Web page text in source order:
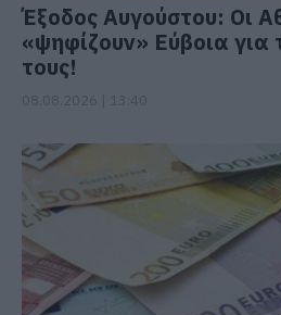
Έξοδος Αυγούστου: Οι
«ψηφίζουν» Εύβοια για
τους!